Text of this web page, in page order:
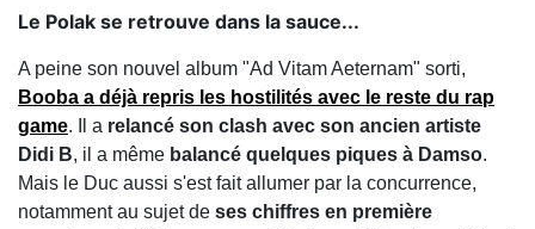
Le Polak se retrouve dans la sauce...
A peine son nouvel album "Ad Vitam Aeternam" sorti,
Booba a déjà repris les hostilités avec le reste du rap
game. Il a relancé son clash avec son ancien artiste
Didi B, il a même balancé quelques piques à Damso.
Mais le Duc aussi s'est fait allumer par la concurrence,
notamment au sujet de ses chiffres en première